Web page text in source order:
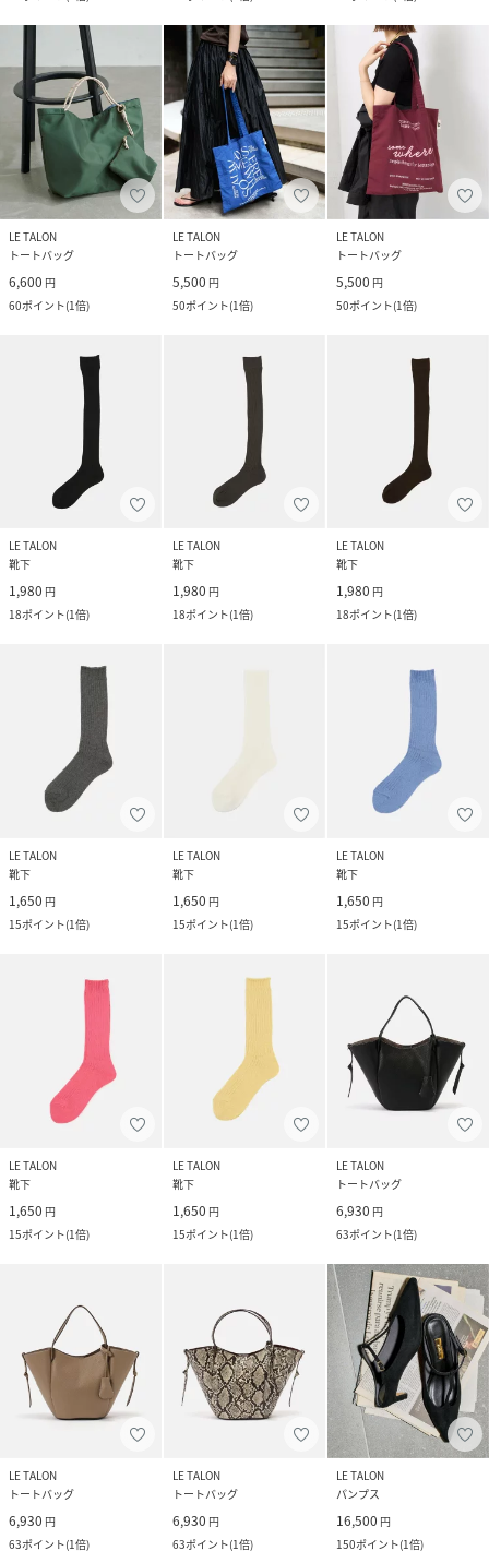
LE TALON
トートバッグ
6,600 円
60ポイント(1倍)
LE TALON
トートバッグ
5,500 円
50ポイント(1倍)
LE TALON
トートバッグ
5,500 円
50ポイント(1倍)
LE TALON
靴下
1,980 円
18ポイント(1倍)
LE TALON
靴下
1,980 円
18ポイント(1倍)
LE TALON
靴下
1,980 円
18ポイント(1倍)
LE TALON
靴下
1,650 円
15ポイント(1倍)
LE TALON
靴下
1,650 円
15ポイント(1倍)
LE TALON
靴下
1,650 円
15ポイント(1倍)
LE TALON
靴下
1,650 円
15ポイント(1倍)
LE TALON
靴下
1,650 円
15ポイント(1倍)
LE TALON
トートバッグ
6,930 円
63ポイント(1倍)
LE TALON
トートバッグ
6,930 円
63ポイント(1倍)
LE TALON
トートバッグ
6,930 円
63ポイント(1倍)
LE TALON
パンプス
16,500 円
150ポイント(1倍)